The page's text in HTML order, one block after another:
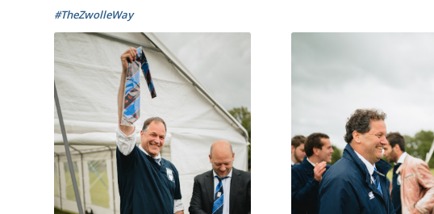
#TheZwolleWay